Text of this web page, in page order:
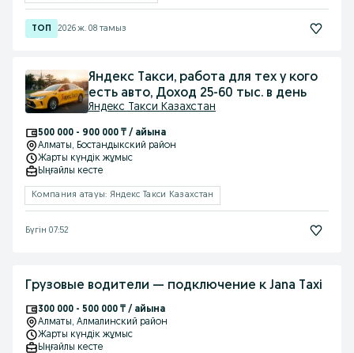
2026 ж. 08 тамыз
Яндекс Такси, работа для тех у кого
есть авто, Доход 25-60 тыс. в день
Яндекс Такси Казахстан
500 000 - 900 000 ₸ / айына
Алматы, Бостандыкский район
Жарты күндік жұмыс
Ыңғайлы кесте
Компания атауы: Яндекс Такси Казахстан
Бүгін 07:52
Грузовые водители — подключение к Jana Taxi
300 000 - 500 000 ₸ / айына
Алматы, Алмалинский район
Жарты күндік жұмыс
Ыңғайлы кесте